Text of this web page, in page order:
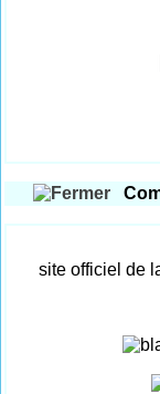
site officiel de